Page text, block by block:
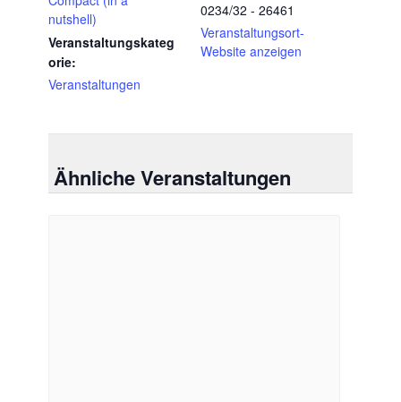
nutshell)
Veranstaltungskateg
orie:
Veranstaltungen
0234/32 - 26461
Veranstaltungsort-
Website anzeigen
Ähnliche Veranstaltungen